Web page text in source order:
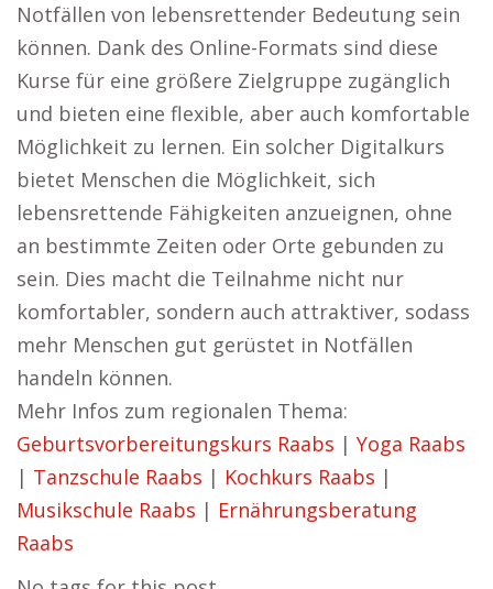
Notfällen von lebensrettender Bedeutung sein
können. Dank des Online-Formats sind diese
Kurse für eine größere Zielgruppe zugänglich
und bieten eine flexible, aber auch komfortable
Möglichkeit zu lernen. Ein solcher Digitalkurs
bietet Menschen die Möglichkeit, sich
lebensrettende Fähigkeiten anzueignen, ohne
an bestimmte Zeiten oder Orte gebunden zu
sein. Dies macht die Teilnahme nicht nur
komfortabler, sondern auch attraktiver, sodass
mehr Menschen gut gerüstet in Notfällen
handeln können.
Mehr Infos zum regionalen Thema:
Geburtsvorbereitungskurs Raabs | Yoga Raabs
| Tanzschule Raabs | Kochkurs Raabs |
Musikschule Raabs | Ernährungsberatung
Raabs